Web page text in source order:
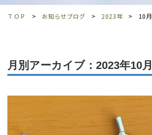
ＴＯＰ お知らせブログ 2023年 10月
月別アーカイブ：2023年10月